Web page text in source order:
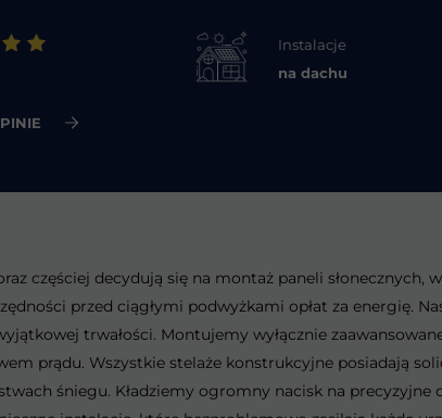
częściej decydują się na montaż paneli
przed ciągłymi podwyżkami opłat za energię.
trwałości. Montujemy wyłącznie
prądu. Wszystkie stelaże konstrukcyjne posiadają
śniegu. Kładziemy ogromny nacisk na
Instalacje
na dachu